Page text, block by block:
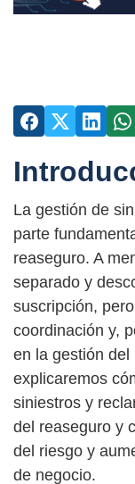
La gestión de
parte
reaseguro. A
separado y
suscripción,
coordinación y,
en la gestión
explicaremos
siniestros y
del reaseguro y
del riesgo y
de negocio.